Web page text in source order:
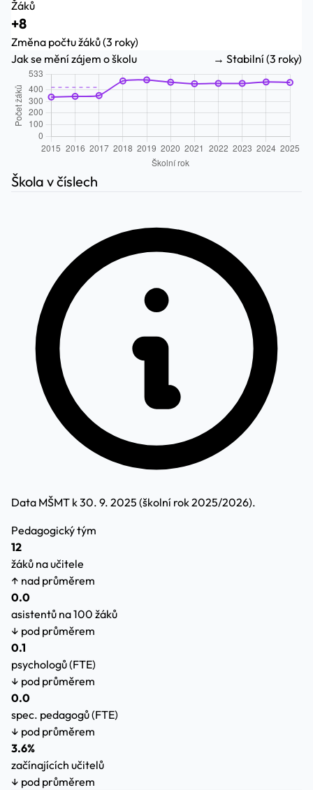
Žáků
+8
Změna počtu žáků (3 roky)
Jak se mění zájem o školu
→ Stabilní (3 roky)
Škola v číslech
Data MŠMT k 30. 9. 2025 (školní rok 2025/2026).
Pedagogický tým
12
žáků na učitele
↑ nad průměrem
0.0
asistentů na 100 žáků
↓ pod průměrem
0.1
psychologů (FTE)
↓ pod průměrem
0.0
spec. pedagogů (FTE)
↓ pod průměrem
3.6%
začínajících učitelů
↓ pod průměrem